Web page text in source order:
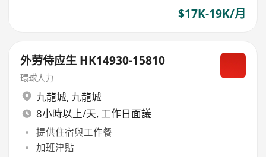
$17K-19K/月
外劳侍应生 HK14930-15810
環球人力
九龍城, 九龍城
8小時以上/天, 工作日面議
提供住宿與工作餐
加班津貼